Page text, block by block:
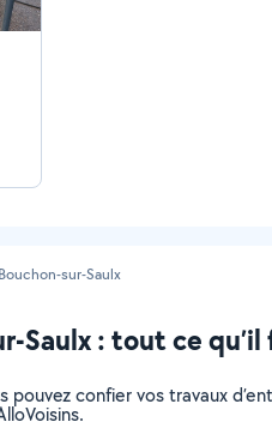
sur-Saulx
Saulx : tout ce
pouvez confier vos travaux